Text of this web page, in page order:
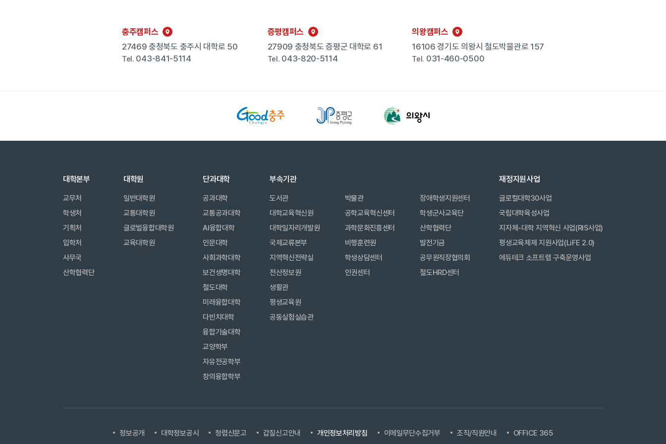
충주캠퍼스
27469 충청북도 충주시 대학로 50
Tel. 043-841-5114
증평캠퍼스
27909 충청북도 증평군 대학로 61
Tel. 043-820-5114
의왕캠퍼스
16106 경기도 의왕시 철도박물관로 157
Tel. 031-460-0500
대학본부
교무처
학생처
기획처
입학처
사무국
산학협력단
대학원
일반대학원
교통대학원
글로벌융합대학원
교육대학원
단과대학
공과대학
교통공과대학
AI융합대학
인문대학
사회과학대학
보건생명대학
철도대학
미래융합대학
다빈치대학
융합기술대학
교양학부
자유전공학부
창의융합학부
부속기관
도서관
대학교육혁신원
대학일자리개발원
국제교류본부
지역혁신전략실
전산정보원
생활관
평생교육원
공동실험실습관
박물관
공학교육혁신센터
과학문화진흥센터
비행훈련원
학생상담센터
인권센터
장애학생지원센터
학생군사교육단
산학협력단
발전기금
공무원직장협의회
철도HRD센터
재정지원사업
글로컬대학30사업
국립대학육성사업
지자체-대학 지역혁신 사업(RIS사업)
평생교육체제 지원사업(LiFE 2.0)
에듀테크 소프트랩 구축운영사업
정보공개 대학정보공시 청렴신문고 갑질신고안내 개인정보처리방침 이메일무단수집거부 조직/직원안내 OFFICE 365